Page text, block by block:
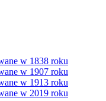
w 1838 roku
w 1907 roku
w 1913 roku
w 2019 roku